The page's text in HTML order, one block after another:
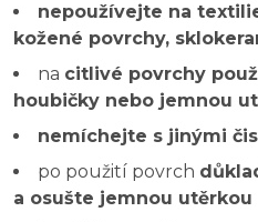
nepoužívejte na
kožené povrchy,
na citlivé povrchy
houbičky nebo jemnou
nemíchejte s jinými
po použití povrch
a osušte jemnou utěrkou